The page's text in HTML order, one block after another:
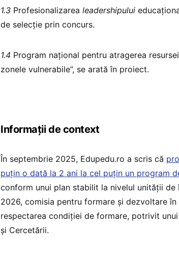
1.3 Profesionalizarea leadershipului
de selecție prin concurs.
1.4 Program național pentru atragerea
zonele vulnerabile”, se arată în proiect.
Informații de context
În septembrie 2025, Edupedu.ro a scris că
puțin o dată la 2 ani la cel puțin un program
conform unui plan stabilit la nivelul unității
2026, comisia pentru formare și dezvoltare
respectarea condiției de formare, potrivit
și Cercetării.